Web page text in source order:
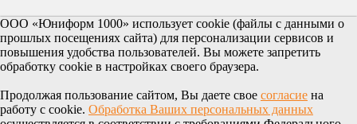
ООО «Юниформ 1000» использует cookie (файлы с данными о
прошлых посещениях сайта) для персонализации сервисов и
повышения удобства пользователей. Вы можете запретить
обработку cookie в настройках своего браузера.
Продолжая пользование сайтом, Вы даете свое согласие на
работу с cookie. Обработка Ваших персональных данных